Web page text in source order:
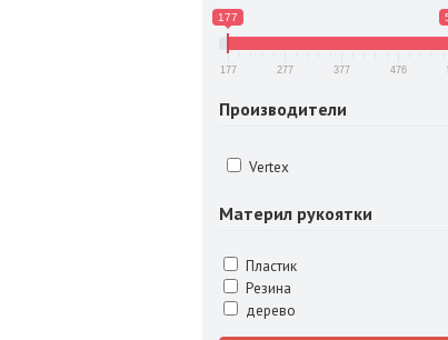
177
177 277 377 476
Производители
Vertex
Материл рукоятки
Пластик
Резина
дерево